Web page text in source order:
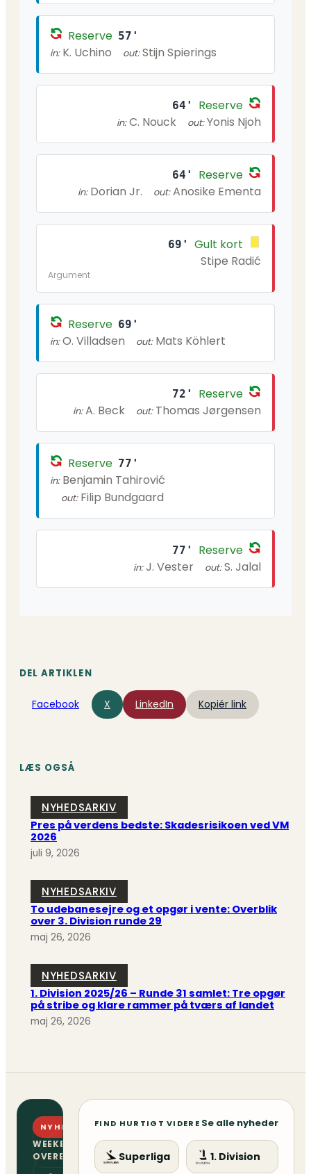
Reserve 57'
in: K. Uchino out: Stijn Spierings
64' Reserve
in: C. Nouck out: Yonis Njoh
64' Reserve
in: Dorian Jr. out: Anosike Ementa
69'
Gult kort
Stipe Radić
Argument
Reserve 69'
in: O. Villadsen out: Mats Köhlert
72' Reserve
in: A. Beck out: Thomas Jørgensen
Reserve 77'
in: Benjamin Tahirović
out: Filip Bundgaard
77' Reserve
in: J. Vester out: S. Jalal
DEL ARTIKLEN
Facebook X LinkedIn Kopiér link
LÆS OGSÅ
NYHEDSARKIV
Pres på verdens bedste: Skadesrisikoen ved VM
2026
juli 9, 2026
NYHEDSARKIV
To udebanesejre og et opgør i vente: Overblik
over 3. Division runde 29
maj 26, 2026
NYHEDSARKIV
1. Division 2025/26 – Runde 31 samlet: Tre opgør
på stribe og klare rammer på tværs af landet
maj 26, 2026
NYHEDSBREV
WEEKENDENS
OVERBLIK
FIND HURTIGT VIDERE Se alle nyheder
Superliga 1. Division